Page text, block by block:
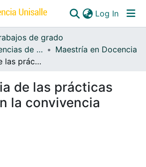
Log In
de grado
Facultad de Ciencias de la Educación
Maestría en Docencia
La influencia de las prácticas docentes en la convivencia escolar
de las prácticas
la convivencia